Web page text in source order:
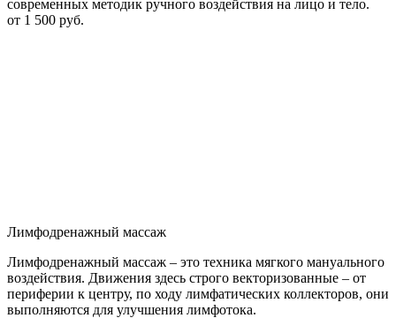
современных методик ручного воздействия на лицо и тело.
от 1 500 руб.
Лимфодренажный массаж
Лимфодренажный массаж – это техника мягкого мануального
воздействия. Движения здесь строго векторизованные – от
периферии к центру, по ходу лимфатических коллекторов, они
выполняются для улучшения лимфотока.